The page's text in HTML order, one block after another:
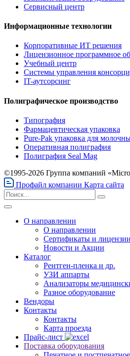
Сервисный центр
Информационные технологии
Корпоративные ИТ решения
Лицензионное программное
Учебный центр
Системы управления
IT-аутсорсинг
Полиграфическое производство
Типография
Фармацевтическая упаковка
Pure-Pak упаковка для
Оперативная полиграфия
Полиграфия Seal Mag
©1995-2026 Группа компаний
Профайл компании Карта сайта
О направлении
О направлении
Сертификаты и лицензии
Новости и Акции
Каталог
Рентген-пленка и др.
УЗИ аппарты
Анализаторы
Разное оборудование
Вендоры
Контакты
Контакты
Карта проезда
Прайс-лист
Поставка оборудования